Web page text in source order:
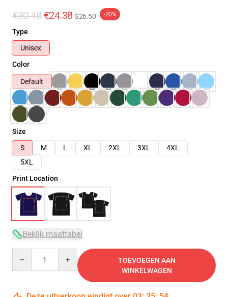
€30.48 €24.38 $26.50 -20%
Type
Unisex
Color
Default
Size
S
M L XL 2XL 3XL
4XL
5XL
Print Location
Bekijk maattabel
TOEVOEGEN AAN
WINKELWAGEN